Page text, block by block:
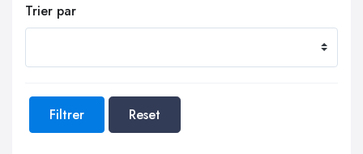
Trier par
Filtrer Reset